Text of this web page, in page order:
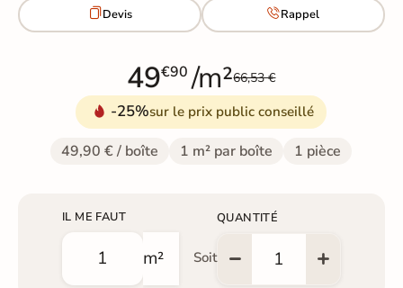
Devis Rappel
49€90 /m²66,53 €
-25%sur le prix public conseillé
49,90 € / boîte 1 m² par boîte 1 pièce
IL ME FAUT
m² Soit
QUANTITÉ